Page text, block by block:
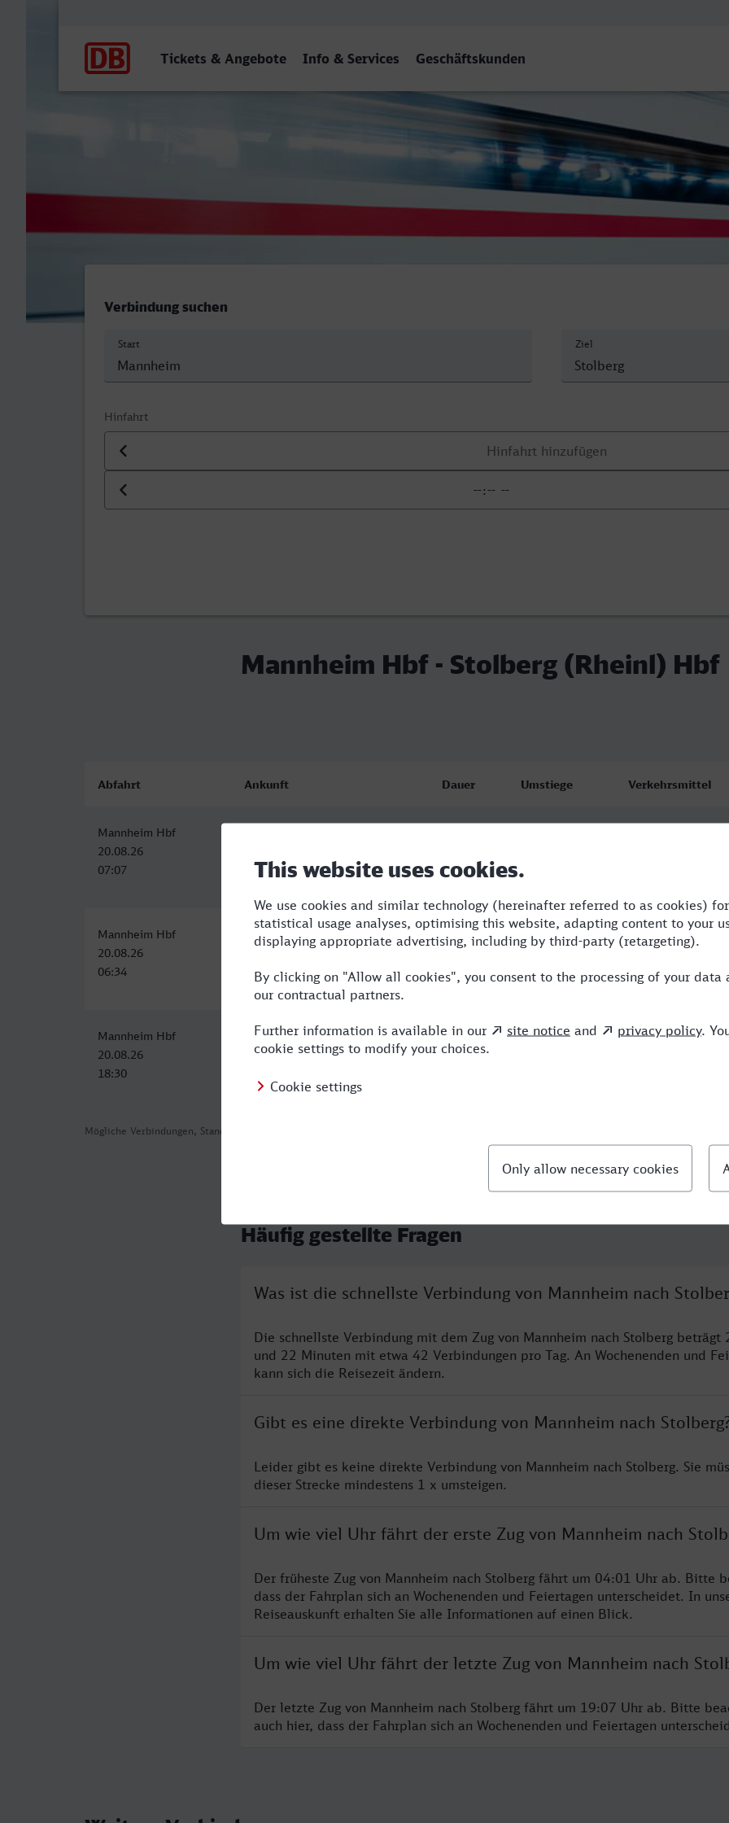
Tickets & Angebote Info & Services Geschäftskunden
Mannheim Hbf - Stolberg (Rheinl) Hbf
Verbindung suchen
Start Ziel
Hinfahrt
Datum der Hinfahrt
Uhrzeit der Hinfahrt
Mannheim Hbf - Stolberg (Rheinl) Hbf
Mögliche Verbindungen, Stand: 2026-08-06 04:04
Abfahrt Ankunft Dauer Umstiege Verkehrsmittel
Mannheim Hbf
20.08.26
07:07
09:29
Mannheim Hbf
20.08.26
06:34
Stolberg (Rheinl) Hbf
20.08.26
08:57
2:23
Mannheim Hbf
20.08.26
18:30
Stolberg (Rheinl) Hbf
20.08.26
3:27 2 ICE,NX
Häufig gestellte Fragen
Was ist die schnellste Verbindung von Mannheim nach
Die schnellste Verbindung mit dem Zug von Mannheim nach Stolberg beträgt
und 22 Minuten mit etwa 42 Verbindungen pro Tag. An Wochenenden und
kann sich die Reisezeit ändern.
Gibt es eine direkte Verbindung von Mannheim nach
Leider gibt es keine direkte Verbindung von Mannheim nach Stolberg. Sie
dieser Strecke mindestens 1 x umsteigen.
Um wie viel Uhr fährt der erste Zug von Mannheim nach
Der früheste Zug von Mannheim nach Stolberg fährt um 04:01 Uhr ab. Bitte
dass der Fahrplan sich an Wochenenden und Feiertagen unterscheidet. In
Reiseauskunft erhalten Sie alle Informationen auf einen Blick.
Um wie viel Uhr fährt der letzte Zug von Mannheim nach
Der letzte Zug von Mannheim nach Stolberg fährt um 19:07 Uhr ab. Bitte
auch hier, dass der Fahrplan sich an Wochenenden und Feiertagen